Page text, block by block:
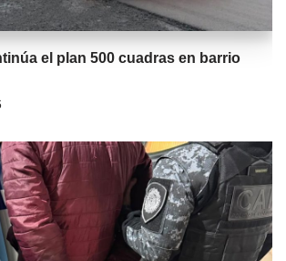
el plan 500 cuadras en barrio